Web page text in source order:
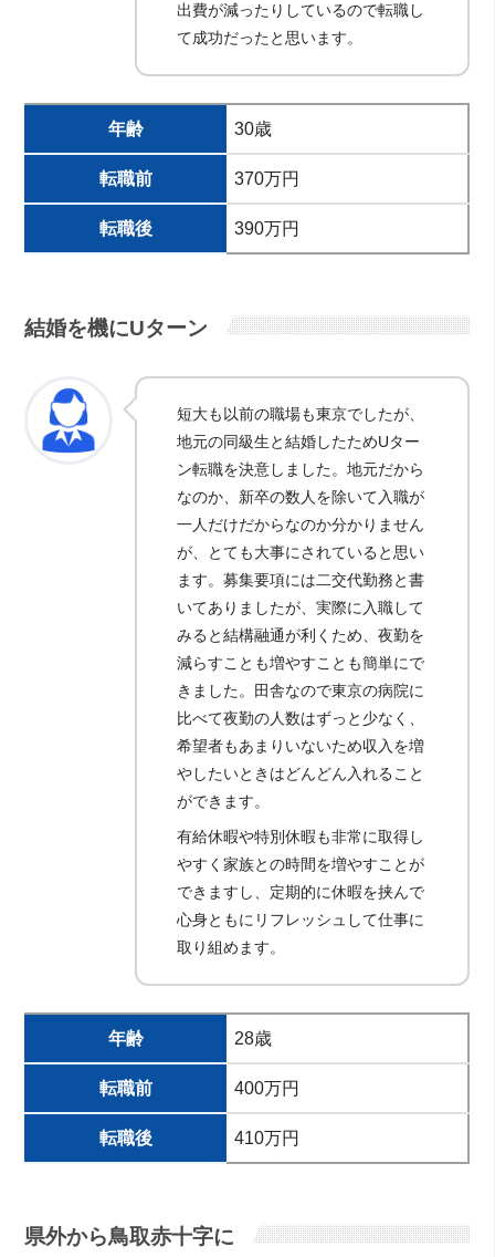
出費が減ったりしているので転職し
て成功だったと思います。
年齢 30歳
転職前 370万円
転職後 390万円
結婚を機にUターン
短大も以前の職場も東京でしたが、
地元の同級生と結婚したためUター
ン転職を決意しました。地元だから
なのか、新卒の数人を除いて入職が
一人だけだからなのか分かりません
が、とても大事にされていると思い
ます。募集要項には二交代勤務と書
いてありましたが、実際に入職して
みると結構融通が利くため、夜勤を
減らすことも増やすことも簡単にで
きました。田舎なので東京の病院に
比べて夜勤の人数はずっと少なく、
希望者もあまりいないため収入を増
やしたいときはどんどん入れること
ができます。
有給休暇や特別休暇も非常に取得し
やすく家族との時間を増やすことが
できますし、定期的に休暇を挟んで
心身ともにリフレッシュして仕事に
取り組めます。
年齢 28歳
転職前 400万円
転職後 410万円
県外から鳥取赤十字に